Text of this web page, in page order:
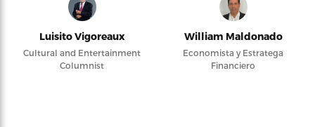
Luisito Vigoreaux
Cultural and Entertainment
Columnist
William Maldonado
Economista y Estratega
Financiero